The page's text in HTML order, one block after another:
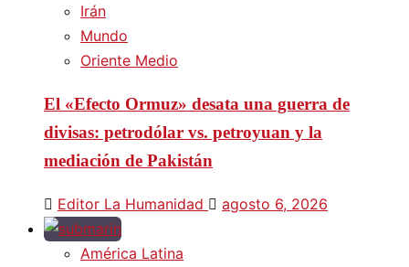
Irán
Mundo
Oriente Medio
El «Efecto Ormuz» desata una guerra de
divisas: petrodólar vs. petroyuan y la
mediación de Pakistán
Editor La Humanidad agosto 6, 2026
América Latina